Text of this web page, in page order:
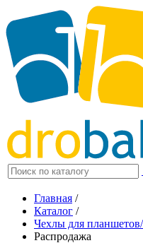
Главная /
Каталог /
Чехлы для
Распродажа